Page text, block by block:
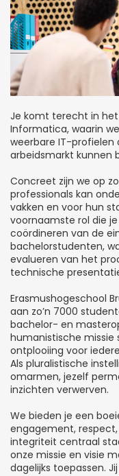
Je komt terecht in
Informatica, waarin
weerbare IT-profielen
arbeidsmarkt kunnen
Concreet zijn we op
professionals kan
vakken en voor hun
voornaamste rol die
coördineren van de
bachelorstudenten,
evalueren van het
technische
Erasmushogeschool
aan zo’n 7000
bachelor- en
humanistische missie
ontplooiing voor
Als pluralistische
omarmen, jezelf
inzichten verwerven.
We bieden je een
engagement,
integriteit centraal
onze missie en visie
dagelijks toepassen.